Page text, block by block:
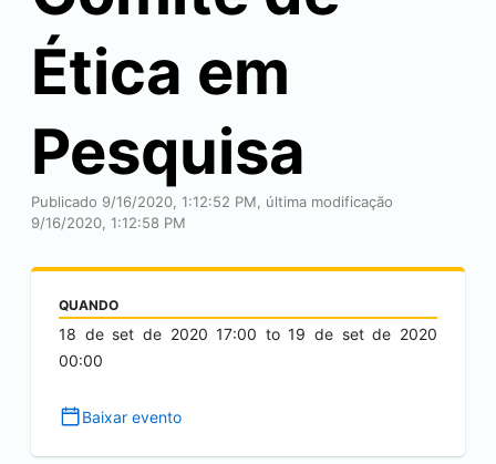
Ética em
Pesquisa
Publicado 9/16/2020, 1:12:52 PM, última modificação
9/16/2020, 1:12:58 PM
QUANDO
18 de set de 2020 17:00 to19 de set de 2020
00:00
Baixar evento